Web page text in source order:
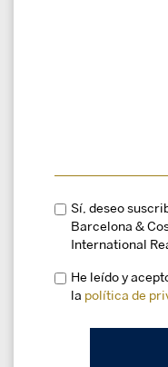
Sí, deseo
Barcelona &
International
He leído y
la política de